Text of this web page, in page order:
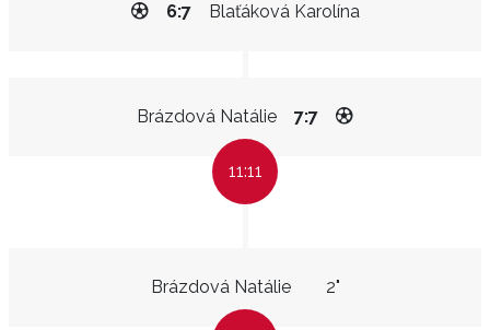
Blaťáková Karolína
6:7
Brázdová Natálie 7:7
11:11
Brázdová Natálie 2"